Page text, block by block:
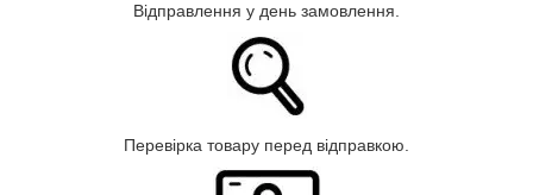
Відправлення у день замовлення.
Перевірка товару перед відправкою.